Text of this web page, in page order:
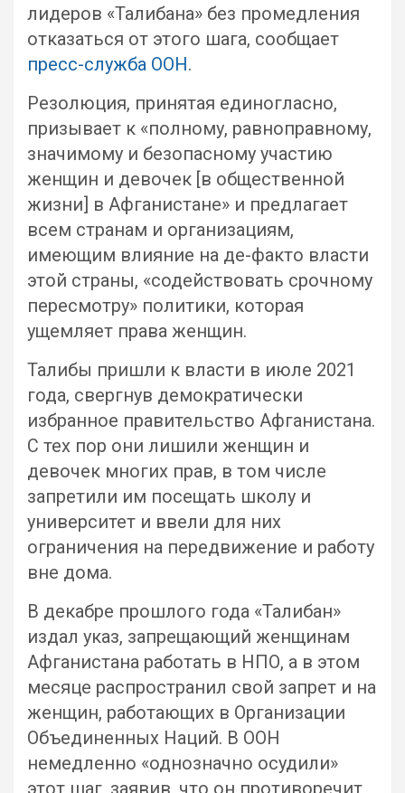
лидеров «Талибана» без промедления
отказаться от этого шага, сообщает
пресс-служба ООН.
Резолюция, принятая единогласно,
призывает к «полному, равноправному,
значимому и безопасному участию
женщин и девочек [в общественной
жизни] в Афганистане» и предлагает
всем странам и организациям,
имеющим влияние на де-факто власти
этой страны, «содействовать срочному
пересмотру» политики, которая
ущемляет права женщин.
Талибы пришли к власти в июле 2021
года, свергнув демократически
избранное правительство Афганистана.
С тех пор они лишили женщин и
девочек многих прав, в том числе
запретили им посещать школу и
университет и ввели для них
ограничения на передвижение и работу
вне дома.
В декабре прошлого года «Талибан»
издал указ, запрещающий женщинам
Афганистана работать в НПО, а в этом
месяце распространил свой запрет и на
женщин, работающих в Организации
Объединенных Наций. В ООН
немедленно «однозначно осудили»
этот шаг, заявив, что он противоречит